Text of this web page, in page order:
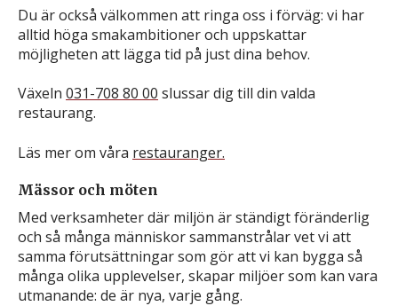
Du är också välkommen att ringa oss i förväg: vi har
alltid höga smakambitioner och uppskattar
möjligheten att lägga tid på just dina behov.
Växeln 031-708 80 00 slussar dig till din valda
restaurang.
Läs mer om våra restauranger.
Mässor och möten
Med verksamheter där miljön är ständigt föränderlig
och så många människor sammanstrålar vet vi att
samma förutsättningar som gör att vi kan bygga så
många olika upplevelser, skapar miljöer som kan vara
utmanande: de är nya, varje gång.